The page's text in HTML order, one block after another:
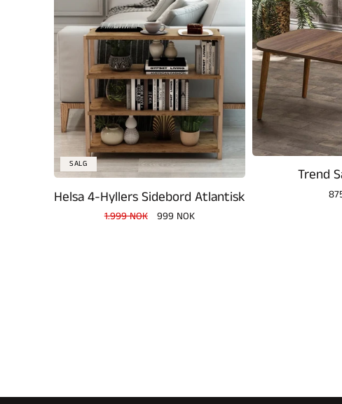
SALG
Helsa 4-Hyllers Sidebord Atlantisk
Vanlig
1.999 NOK Salgspris
999 NOK
Trend